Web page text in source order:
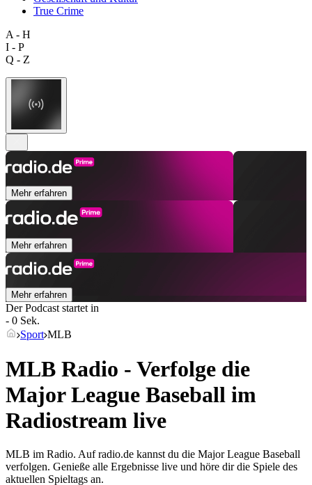
True Crime
A - H
I - P
Q - Z
Mehr erfahren
Mehr erfahren
Mehr erfahren
Der Podcast startet in
- 0 Sek.
Sport MLB
MLB Radio - Verfolge die
Major League Baseball im
Radiostream live
MLB im Radio. Auf radio.de kannst du die Major League Baseball
verfolgen. Genieße alle Ergebnisse live und höre dir die Spiele des
aktuellen Spieltags an.